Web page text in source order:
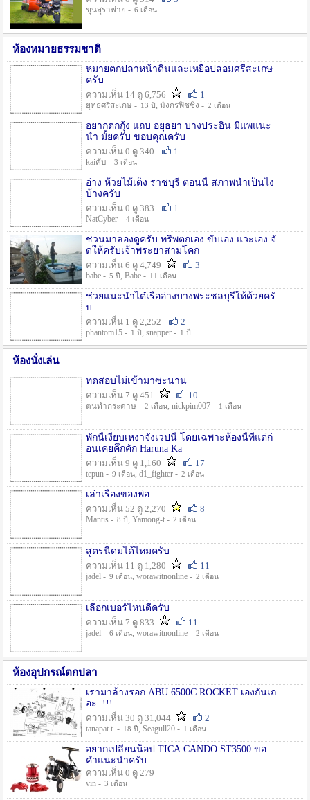
ขุนสุราพ่าย - 6 เดือน
ห้องหมายธรรมชาติ
หมายตกปลาหน้าดินและเหยื่อปลอมศรีสะเกษ
ครับ
ความเห็น 14 ดู 6,756
1
ยุทธศรีสะเกษ - 13 ปี , มังกรฟิชชิ่ง - 2 เดือน
อยากตกกุ้ง แถบ อยุธยา บางประอิน มีแพแนะ
นำ มั้ยครับ ขอบคุณครับ
ความเห็น 0 ดู 340
1
kaiคับ - 3 เดือน
อ่าง ห้วยไม้เต็ง ราชบุรี ตอนนี้ สภาพน้ำเป็นไง
บ้างครับ
ความเห็น 0 ดู 383
1
NatCyber - 4 เดือน
ชวนมาลองดูครับ ทริพตกเอง ขับเอง แวะเอง จั
ดให้ครับเจ้าพระยาสามโคก
ความเห็น 6 ดู 4,749
3
babe - 5 ปี , Babe - 11 เดือน
ช่วยแนะนำไต๋เรืออ่างบางพระชลบุรีให้ด้วยครั
บ
ความเห็น 1 ดู 2,252
2
phantom15 - 1 ปี , snapper - 1 ปี
ห้องนั่งเล่น
ทดสอบไม่เข้ามาซะนาน
ความเห็น 7 ดู 451
10
ตนทำกระดาษ - 2 เดือน, nickpim007 - 1 เดือน
พักนี้เงียบเหงาจังเวปนี้ โดยเฉพาะห้องนี้ที่แต่ก่
อนเคยคึกคัก Haruna Ka
ความเห็น 9 ดู 1,160
17
tepun - 9 เดือน, d1_fighter - 2 เดือน
เล่าเรื่องของพ่อ
ความเห็น 52 ดู 2,270
8
Mantis - 8 ปี , Yamong-t - 2 เดือน
สูตรนี้ดมได้ไหมครับ
ความเห็น 11 ดู 1,280
11
jadel - 9 เดือน, worawitnonline - 2 เดือน
เลือกเบอร์ไหนดีครับ
ความเห็น 7 ดู 833
11
jadel - 6 เดือน, worawitnonline - 2 เดือน
ห้องอุปกรณ์ตกปลา
เรามาล้างรอก ABU 6500C ROCKET เองกันเถ
อะ..!!!
ความเห็น 30 ดู 31,044
2
tanapat t. - 18 ปี , Seagull20 - 1 เดือน
อยากเปลี่ยนน็อป TICA CANDO ST3500 ขอ
คำแนะนำครับ
ความเห็น 0 ดู 279
vin - 3 เดือน